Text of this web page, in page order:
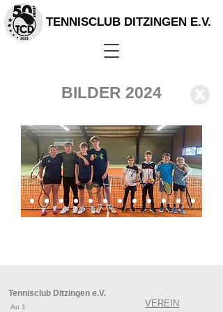
TENNISCLUB DITZINGEN E.V.
BILDER 2024 X
Tennisclub Ditzingen e.V.
Au 1 VEREIN